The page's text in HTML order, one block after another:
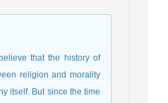
that the history of
religion and morality
itself. But since the time